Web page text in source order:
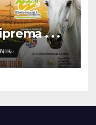
. . .